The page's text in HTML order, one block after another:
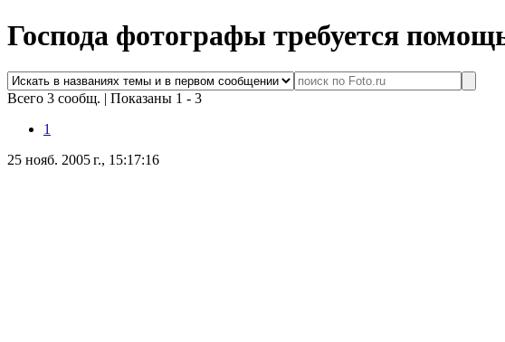
Господа фотографы требуется
Всего 3 сообщ. | Показаны 1 - 3
1
25 нояб. 2005 г., 15:17:16